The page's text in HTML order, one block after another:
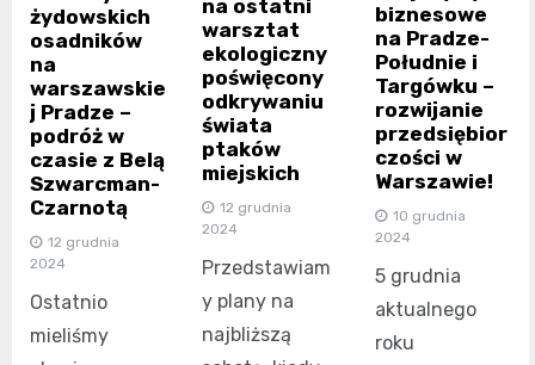
żydowskich
osadników
na
warszawskie
j Pradze –
podróż w
czasie z Belą
Szwarcman-
Czarnotą
12 grudnia
2024
Ostatnio
mieliśmy
na ostatni
warsztat
ekologiczny
poświęcony
odkrywaniu
świata
ptaków
miejskich
12 grudnia
2024
Przedstawiam
y plany na
najbliższą
biznesowe
na Pradze-
Południe i
Targówku –
rozwijanie
przedsiębior
czości w
Warszawie!
10 grudnia
2024
5 grudnia
aktualnego
roku